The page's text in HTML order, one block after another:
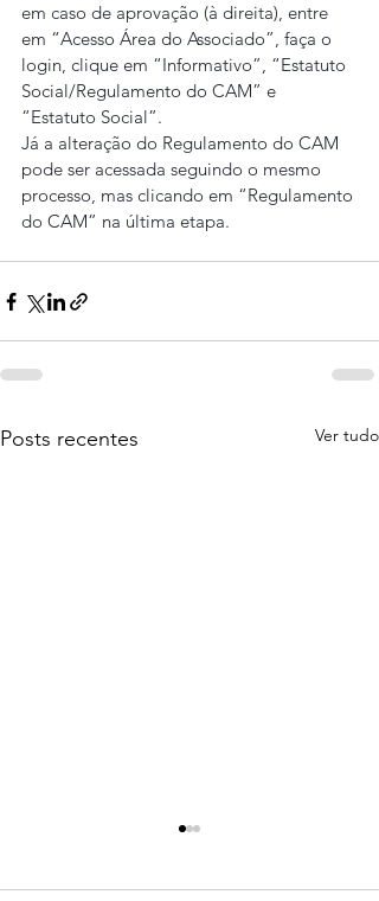
em caso de aprovação (à direita), entre
em “Acesso Área do Associado”, faça o
login, clique em “Informativo”, “Estatuto
Social/Regulamento do CAM” e
“Estatuto Social”.
Já a alteração do Regulamento do CAM
pode ser acessada seguindo o mesmo
processo, mas clicando em “Regulamento
do CAM” na última etapa.
Posts recentes Ver tudo